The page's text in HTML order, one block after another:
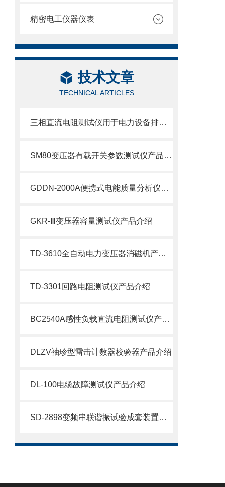
精密电工仪器仪表
技术文章
TECHNICAL ARTICLES
三相直流电阻测试仪用于电力设备排查隐患、预判故障
SM80变压器有载开关参数测试仪产品介绍
GDDN-2000A便携式电能质量分析仪产品介绍
GKR-Ⅲ变压器容量测试仪产品介绍
TD-3610全自动电力变压器消磁机产品介绍
TD-3301回路电阻测试仪产品介绍
BC2540A感性负载直流电阻测试仪产品介绍
DLZV袖珍型雷击计数器校验器产品介绍
DL-100电缆故障测试仪产品介绍
SD-2898变频串联谐振试验成套装置产品介绍